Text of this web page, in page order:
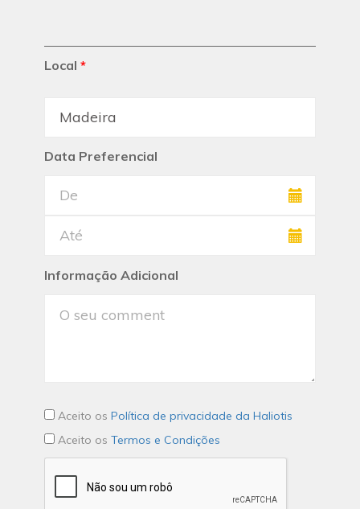
Local *
Data Preferencial
Informação Adicional
Aceito os Política de privacidade da Haliotis
Aceito os Termos e Condições